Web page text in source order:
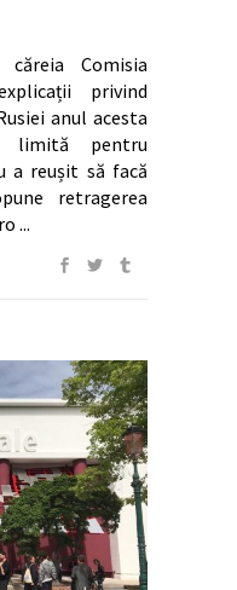
Comisia
privind
anul acesta
pentru
a reușit să facă
retragerea